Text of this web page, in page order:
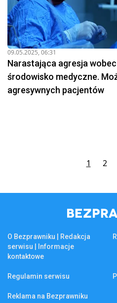
09.05.2025, 06:31
Narastająca agresja
środowisko medyczne.
agresywnych pacjentów
1 2
O Bezprawniku | Redakcja
serwisu | Informacje
kontaktowe
Regulamin serwisu
Reklama na Bezprawniku